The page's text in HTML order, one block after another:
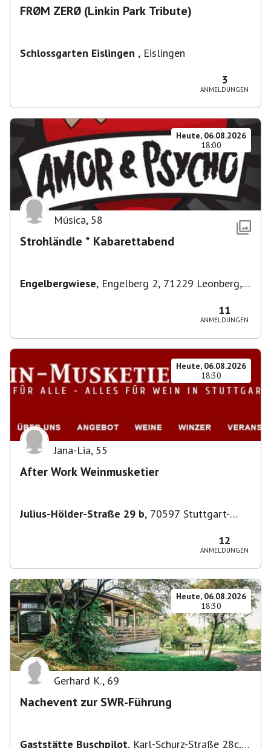
FRØM ZERØ (Linkin Park Tribute)
Schlossgarten Eislingen , Eislingen
3
ANMELDUNGEN
Heute, 06.08.2026
18:00
Música, 58
Strohländle * Kabarettabend
Engelbergwiese, Engelberg 2, 71229 Leonberg,
11
ANMELDUNGEN
Heute, 06.08.2026
18:30
Jana-Lia, 55
After Work Weinmusketier
Julius-Hölder-Straße 29 b, 70597 Stuttgart-
12
ANMELDUNGEN
Heute, 06.08.2026
18:30
Gerhard K., 69
Nachevent zur SWR-Führung
Gaststätte Buschpilot, Karl-Schurz-Straße 28c,